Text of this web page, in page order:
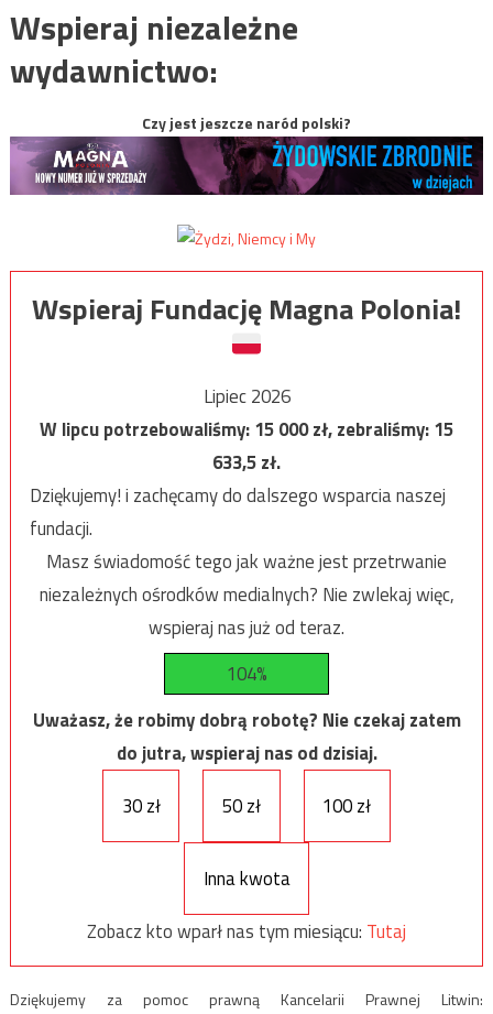
Wspieraj niezależne
wydawnictwo:
Czy jest jeszcze naród polski?
Wspieraj Fundację Magna Polonia!
Lipiec 2026
W lipcu potrzebowaliśmy:15 000zł, zebraliśmy:15
633,5zł.
Dziękujemy! i zachęcamy do dalszego wsparcia naszej
fundacji.
Masz świadomość tego jak ważne jest przetrwanie
niezależnych ośrodków medialnych? Nie zwlekaj więc,
wspieraj nas już od teraz.
104%
Uważasz, że robimy dobrą robotę? Nie czekaj zatem
do jutra, wspieraj nas od dzisiaj.
30 zł
50 zł 100 zł
Inna kwota
Zobacz kto wparł nas tym miesiącu: Tutaj
Dziękujemy za pomoc prawną Kancelarii Prawnej Litwin: